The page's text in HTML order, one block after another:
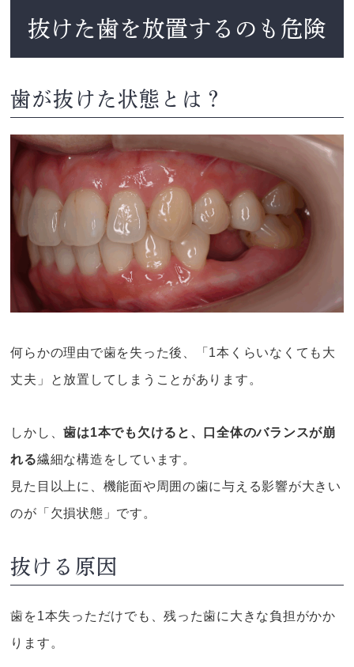
抜けた歯を放置するのも危険
歯が抜けた状態とは？
何らかの理由で歯を失った後、「1本くらいなくても大
丈夫」と放置してしまうことがあります。
しかし、歯は1本でも欠けると、口全体のバランスが崩
れる繊細な構造をしています。
見た目以上に、機能面や周囲の歯に与える影響が大きい
のが「欠損状態」です。
抜ける原因
歯を1本失っただけでも、残った歯に大きな負担がかか
ります。